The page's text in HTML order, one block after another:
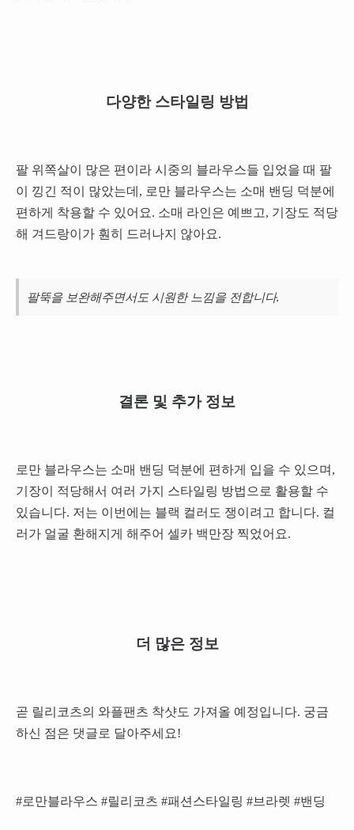
다양한 스타일링 방법
팔 위쪽살이 많은 편이라 시중의 블라우스들 입었을 때 팔
이 낑긴 적이 많았는데, 로만 블라우스는 소매 밴딩 덕분에
편하게 착용할 수 있어요. 소매 라인은 예쁘고, 기장도 적당
해 겨드랑이가 훤히 드러나지 않아요.
팔뚝을 보완해주면서도 시원한 느낌을 전합니다.
결론 및 추가 정보
로만 블라우스는 소매 밴딩 덕분에 편하게 입을 수 있으며,
기장이 적당해서 여러 가지 스타일링 방법으로 활용할 수
있습니다. 저는 이번에는 블랙 컬러도 쟁이려고 합니다. 컬
러가 얼굴 환해지게 해주어 셀카 백만장 찍었어요.
더 많은 정보
곧 릴리코츠의 와플팬츠 착샷도 가져올 예정입니다. 궁금
하신 점은 댓글로 달아주세요!
#로만블라우스 #릴리코츠 #패션스타일링 #브라렛 #밴딩